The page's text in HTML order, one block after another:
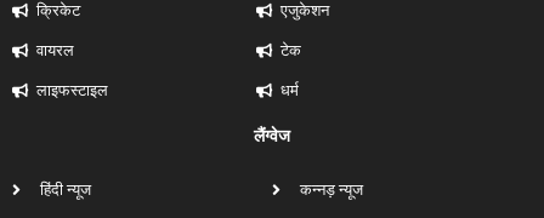
क्रिकेट
वायरल
लाइफस्टाइल
एजुकेशन
टेक
धर्म
लैंग्वेज
हिंदी न्यूज कन्नड़ न्यूज